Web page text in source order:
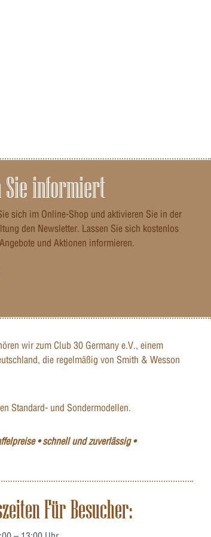
Sie informiert
sich im Online-Shop und aktivieren Sie in der
den Newsletter. Lassen Sie sich kostenlos
und Aktionen informieren.
wir zum Club 30 Germany e.V., einem
die regelmäßig von Smith & Wesson
Standard- und Sondermodellen.
• schnell und zuverlässig •
Für Besucher: